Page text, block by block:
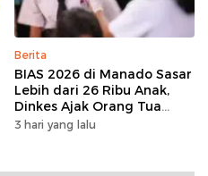
Berita
BIAS 2026 di Manado Sasar
Lebih dari 26 Ribu Anak,
Dinkes Ajak Orang Tua
Dukung Imunisasi
3 hari yang lalu